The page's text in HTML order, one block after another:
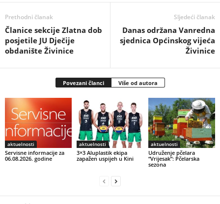
Prethodni članak
Članice sekcije Zlatna dob
posjetile JU Dječije
obdanište Živinice
Sljedeći članak
Danas održana Vanredna
sjednica Općinskog vijeća
Živinice
Povezani članci Više od autora
aktuelnosti
Servisne informacije za
06.08.2026. godine
aktuelnosti
3×3 Aluplastik ekipa
zapažen uspijeh u Kini
aktuelnosti
Udruženje pčelara
“Vrijesak”: Pčelarska
sezona